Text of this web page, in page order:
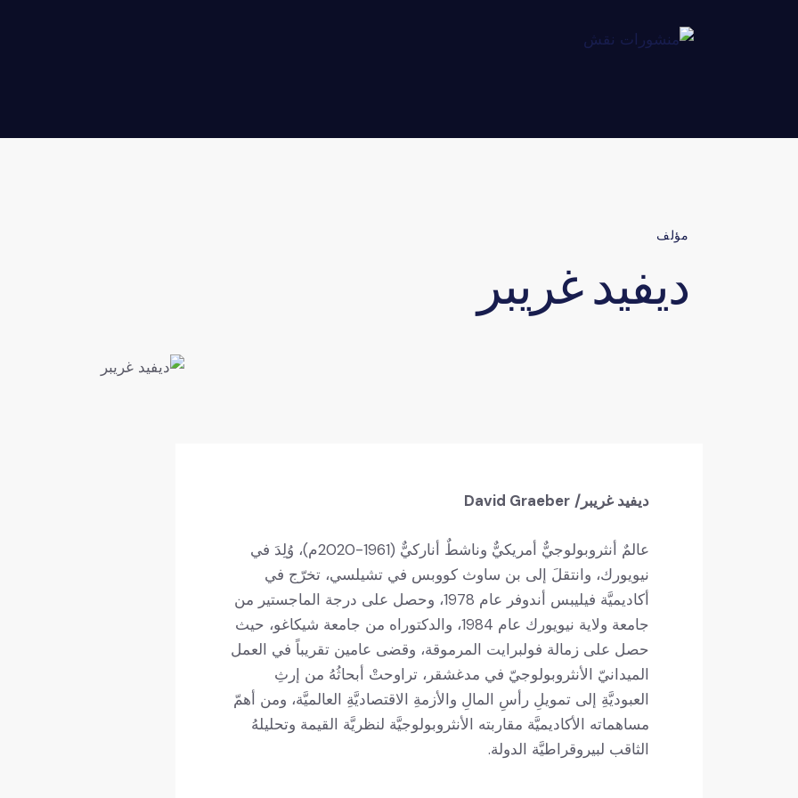
مؤلف
ديفيد غريبر
ديفيد غريبر /
David Graeber
عالمٌ أنثروبولوجيٌّ أمريكيٌّ وناشطٌ أناركيٌّ (1961-2020م)، وُلِدَ في
نيويورك، وانتقلَ إلى بن ساوث كووبس في تشيلسي، تخرّج في
أكاديميَّة فيليبس أندوفر عام 1978، وحصل على درجة الماجستير من
جامعة ولاية نيويورك عام 1984، والدكتوراه من جامعة شيكاغو، حيث
حصل على زمالة فولبرايت المرموقة، وقضى عامين تقريباً في العمل
الميدانيّ الأنثروبولوجيّ في مدغشقر، تراوحتْ أبحاثُهُ من إرثِ
العبوديَّةِ إلى تمويلِ رأسِ المالِ والأزمةِ الاقتصاديَّةِ العالميَّة، ومن أهمّ
مساهماته الأكاديميَّة مقاربته الأنثروبولوجيَّة لنظريَّة القيمة وتحليلهُ
الثاقب لبيروقراطيَّة الدولة.